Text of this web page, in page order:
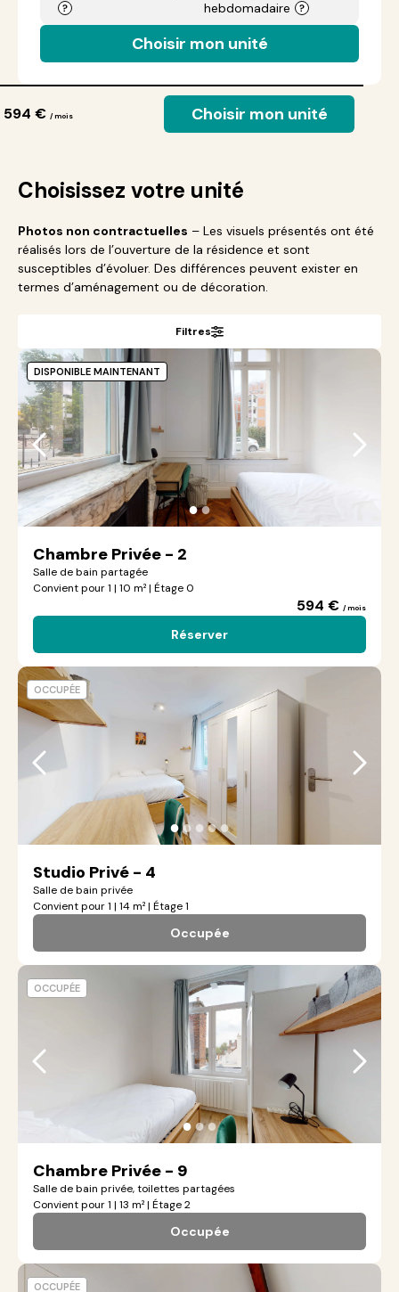
hebdomadaire
Choisir mon unité
594 € / mois Choisir mon unité
Choisissez votre unité
Photos non contractuelles – Les visuels présentés ont été
réalisés lors de l’ouverture de la résidence et sont
susceptibles d’évoluer. Des différences peuvent exister en
termes d’aménagement ou de décoration.
Filtres
●●
Chambre Privée - 2
Salle de bain partagée
Convient pour 1 | 10 m² | Étage 0
594 € / mois
Réserver
DISPONIBLE MAINTENANT
●●●●●
Studio Privé - 4
Salle de bain privée
Convient pour 1 | 14 m² | Étage 1
Occupée
OCCUPÉE
●●●
Chambre Privée - 9
Salle de bain privée, toilettes partagées
Convient pour 1 | 13 m² | Étage 2
Occupée
OCCUPÉE
OCCUPÉE